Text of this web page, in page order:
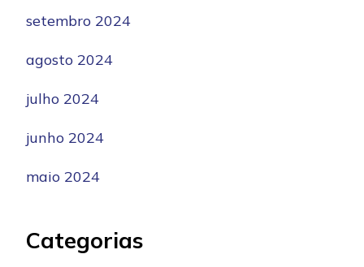
setembro 2024
agosto 2024
julho 2024
junho 2024
maio 2024
Categorias